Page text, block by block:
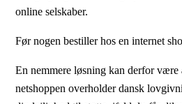
online selskaber.
Før nogen bestiller hos en internet
En nemmere løsning kan derfor
netshoppen overholder dansk